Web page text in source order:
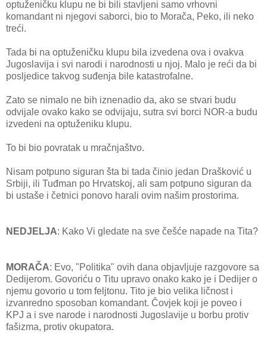
optuženičku klupu ne bi bili stavljeni samo vrhovni
komandant ni njegovi saborci, bio to Morača, Peko, ili neko
treći.
Tada bi na optuženičku klupu bila izvedena ova i ovakva
Jugoslavija i svi narodi i narodnosti u njoj. Malo je reći da bi
posljedice takvog suđenja bile katastrofalne.
Zato se nimalo ne bih iznenadio da, ako se stvari budu
odvijale ovako kako se odvijaju, sutra svi borci NOR-a budu
izvedeni na optuženiku klupu.
To bi bio povratak u mračnjaštvo.
Nisam potpuno siguran šta bi tada činio jedan Drašković u
Srbiji, ili Tuđman po Hrvatskoj, ali sam potpuno siguran da
bi ustaše i četnici ponovo harali ovim našim prostorima.
NEDJELJA: Kako Vi gledate na sve češće napade na Tita?
MORAČA: Evo, "Politika" ovih dana objavljuje razgovore sa
Dedijerom. Govoriću o Titu upravo onako kako je i Dedijer o
njemu govorio u tom feljtonu. Tito je bio velika ličnost i
izvanredno sposoban komandant. Čovjek koji je poveo i
KPJ a i sve narode i narodnosti Jugoslavije u borbu protiv
fašizma, protiv okupatora.